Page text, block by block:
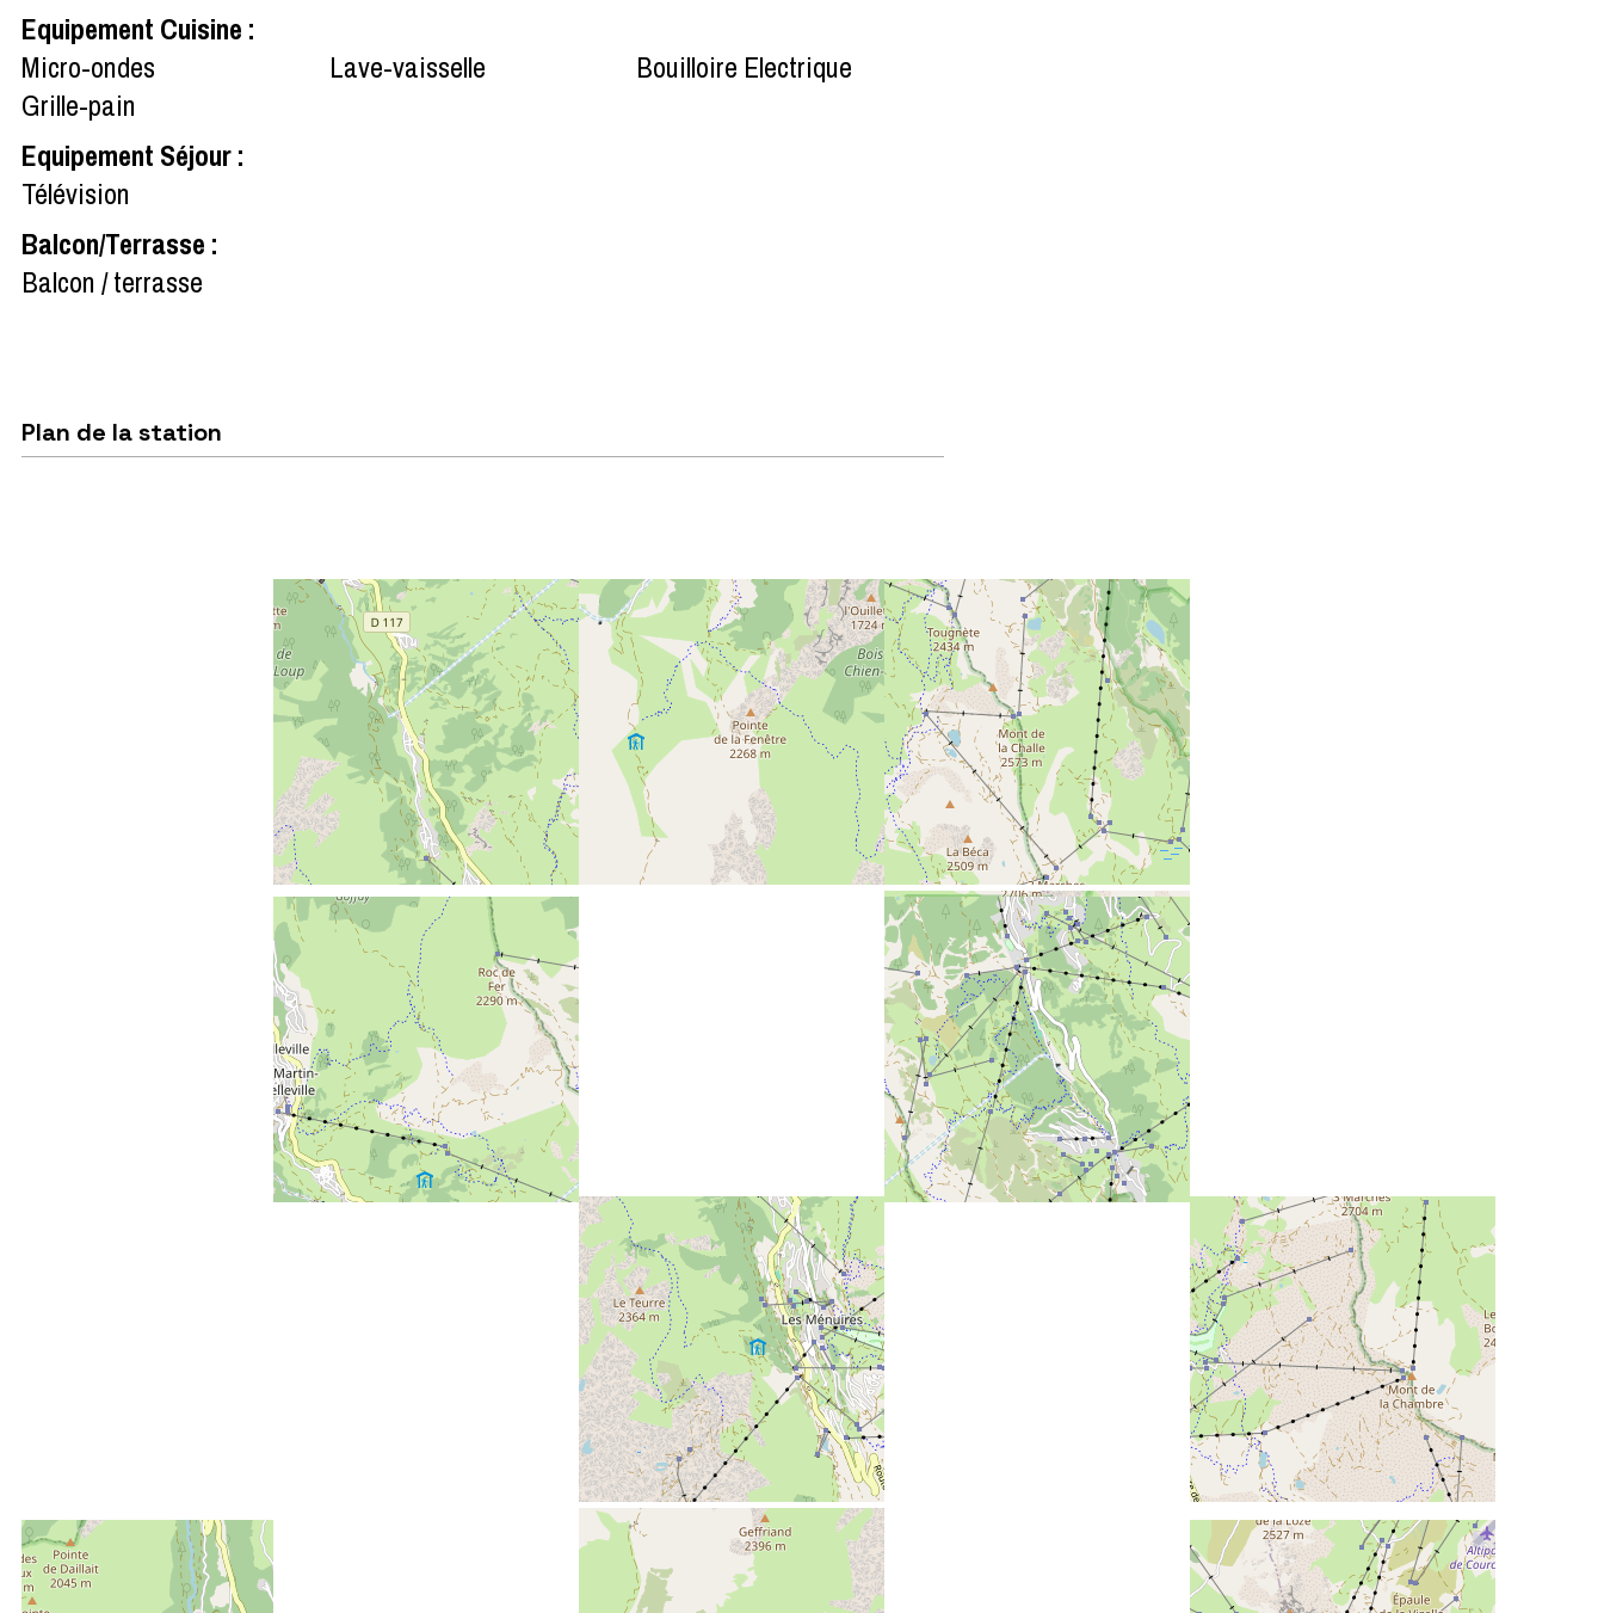
Equipement Cuisine :
Micro-ondes
Lave-vaisselle
Bouilloire Electrique
Grille-pain
Equipement Séjour:
Télévision
Balcon/Terrasse :
Balcon / terrasse
Plan de la station